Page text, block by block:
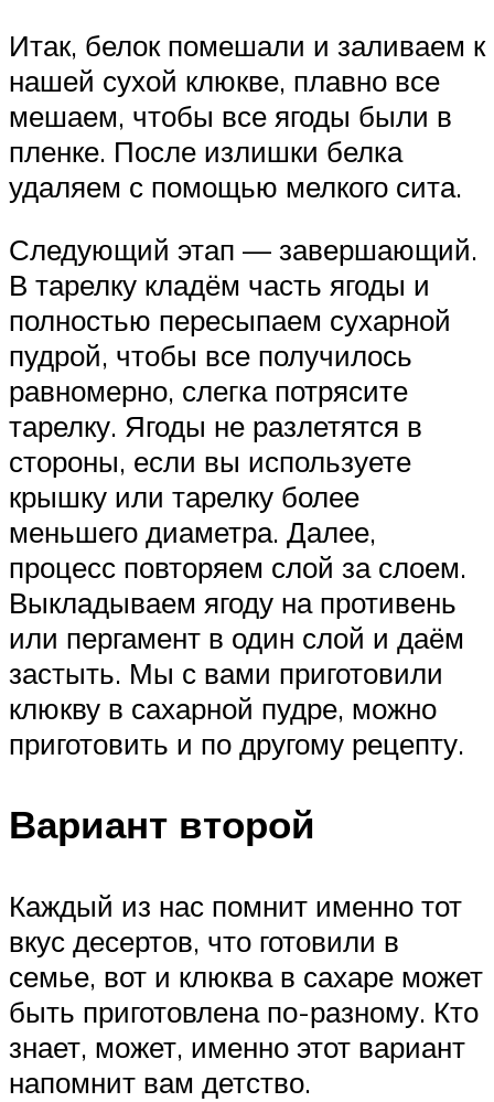
Итак, белок помешали и заливаем к
нашей сухой клюкве, плавно все
мешаем, чтобы все ягоды были в
пленке. После излишки белка
удаляем с помощью мелкого сита.
Следующий этап — завершающий.
В тарелку кладём часть ягоды и
полностью пересыпаем сухарной
пудрой, чтобы все получилось
равномерно, слегка потрясите
тарелку. Ягоды не разлетятся в
стороны, если вы используете
крышку или тарелку более
меньшего диаметра. Далее,
процесс повторяем слой за слоем.
Выкладываем ягоду на противень
или пергамент в один слой и даём
застыть. Мы с вами приготовили
клюкву в сахарной пудре, можно
приготовить и по другому рецепту.
Вариант второй
Каждый из нас помнит именно тот
вкус десертов, что готовили в
семье, вот и клюква в сахаре может
быть приготовлена по-разному. Кто
знает, может, именно этот вариант
напомнит вам детство.